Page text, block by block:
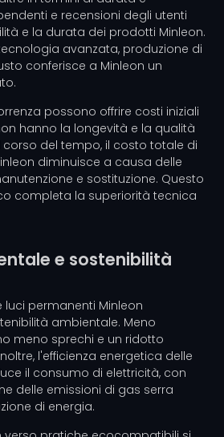
e recensioni degli utenti
e la durata dei prodotti Minleon.
avanzata, produzione di
conferisce a Minleon un
possono offrire costi iniziali
hanno la longevità e la qualità
corso del tempo, il costo totale di
diminuisce a causa delle
e sostituzione. Questo
completa la superiorità tecnica
e sostenibilità
luci permanenti Minleon
ambientale. Meno
meno sprechi e un ridotto
l'efficienza energetica delle
il consumo di elettricità, con
delle emissioni di gas serra
di energia.